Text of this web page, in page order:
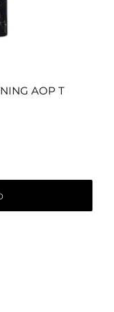
AOP T